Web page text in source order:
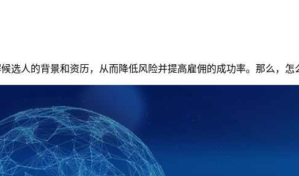
人的背景和资历，从而降低风险并提高雇佣的成功率。那么，怎